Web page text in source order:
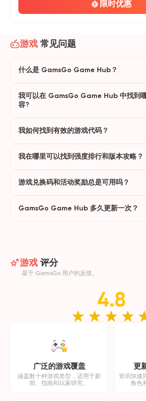
限时优惠
游戏 常见问题
什么是 GamsGo Game Hub？
我可以在 GamsGo Game Hub 中找到
容?
我如何找到有效的游戏代码？
我在哪里可以找到强度排行和版本攻略？
游戏兑换码和活动奖励总是可用吗？
GamsGo Game Hub 多久更新一次？
游戏 评分
基于 GamsGo 用户的反馈。
4.8
广泛的游戏覆盖
涵盖数十种游戏类型，适用于新
闻、指南和玩家研究。
更
资讯快速
角色